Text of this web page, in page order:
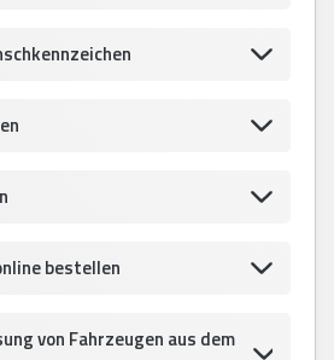
bestellen
von Fahrzeugen aus dem